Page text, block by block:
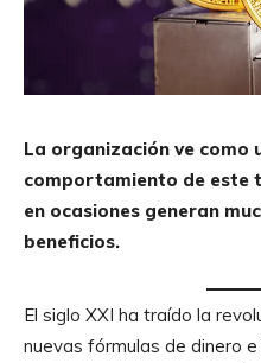
La organización ve como
comportamiento de este
en ocasiones generan
beneficios.
El siglo XXI ha traído la
nuevas fórmulas de dinero